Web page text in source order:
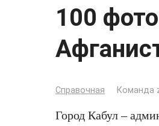
100
Справочная Команда
Город Кабул–